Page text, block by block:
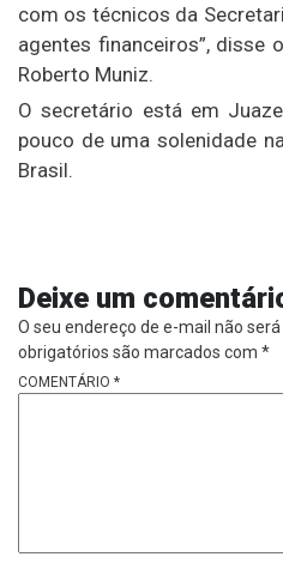
com os técnicos da
agentes financeiros”, disse
Roberto Muniz.
O secretário está em
pouco de uma solenidade
Brasil.
Deixe um
O seu endereço de e-mail não será
obrigatórios são marcados com *
COMENTÁRIO *